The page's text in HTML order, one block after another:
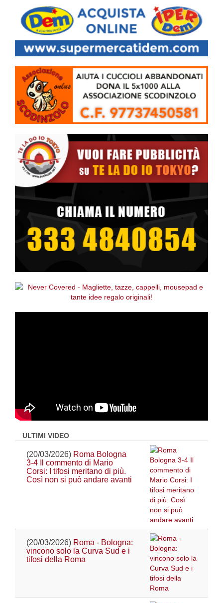
ULTIMI VIDEO
(20/03/2026) Roma Bologna
3-4 Il commento di Mario
Corsi: I tifosi meritano di più.
Così non si può andare avanti
(20/03/2026) Roma - Bologna:
vincono solo la Curva Sud e i
tifosi della Roma